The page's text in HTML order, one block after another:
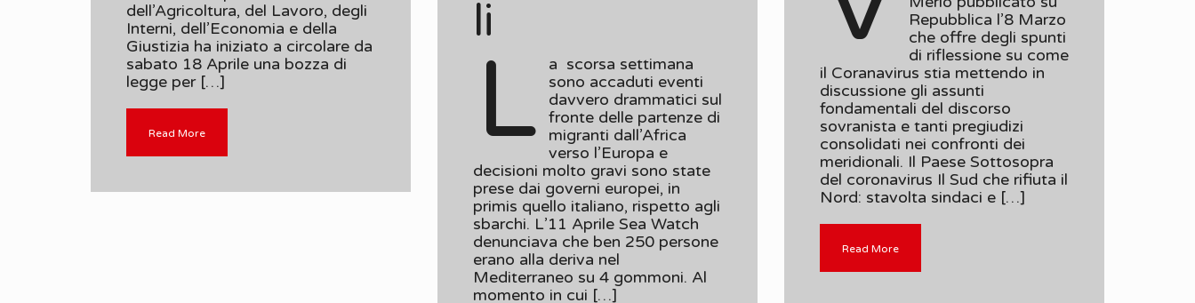
dell’Agricoltura, del Lavoro, degli
Interni, dell’Economia e della
Giustizia ha iniziato a circolare da
sabato 18 Aprile una bozza di
legge per […]
Read More
li
L
a scorsa settimana
sono accaduti eventi
davvero drammatici sul
fronte delle partenze di
migranti dall’Africa
verso l’Europa e
decisioni molto gravi sono state
prese dai governi europei, in
primis quello italiano, rispetto agli
sbarchi. L’11 Aprile Sea Watch
denunciava che ben 250 persone
erano alla deriva nel
Mediterraneo su 4 gommoni. Al
momento in cui […]
Repubblica l’8 Marzo
che offre degli spunti
di riflessione su come
il Coranavirus stia mettendo in
discussione gli assunti
fondamentali del discorso
sovranista e tanti pregiudizi
consolidati nei confronti dei
meridionali. Il Paese Sottosopra
del coronavirus Il Sud che rifiuta il
Nord: stavolta sindaci e […]
Read More